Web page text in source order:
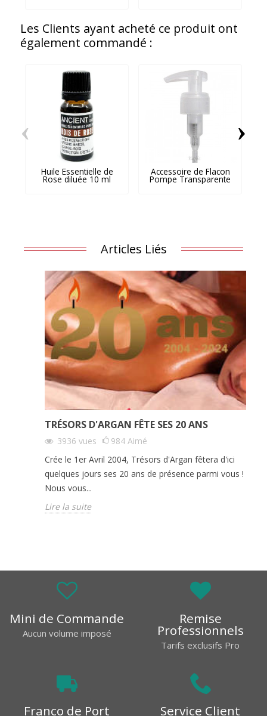
Les Clients ayant acheté ce produit ont
également commandé :
Huile Essentielle de
Rose diluée 10 ml
Accessoire de Flacon
Pompe Transparente
‹ ›
Articles Liés
TRÉSORS D'ARGAN FÊTE SES 20 ANS
3936 vues 984 Aimé
Crée le 1er Avril 2004, Trésors d'Argan fêtera d'ici
quelques jours ses 20 ans de présence parmi vous !
Nous vous...
Lire la suite
Mini de Commande
Aucun volume imposé
Remise
Professionnels
Tarifs exclusifs Pro
Franco de Port Service Client